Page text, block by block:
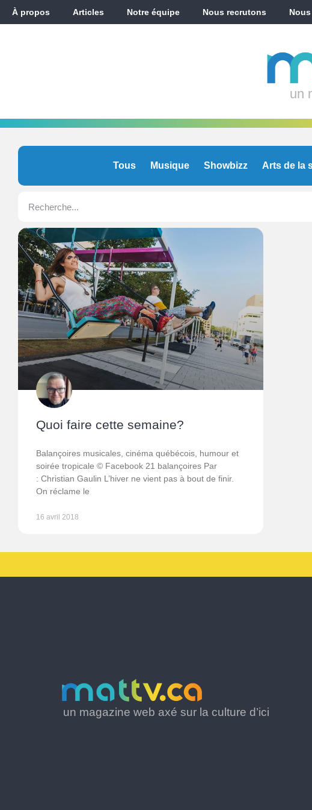
À propos Articles Notre équipe Nous recrutons
un
Tous Musique Showbizz Arts de la
Quoi faire cette semaine?
Balançoires musicales, cinéma québécois, humour et
soirée tropicale © Facebook 21 balançoires Par
: Christian Gaulin L’hiver ne vient pas à bout de finir.
On réclame le
16 avril 2018
un magazine web axé sur la culture d’ici